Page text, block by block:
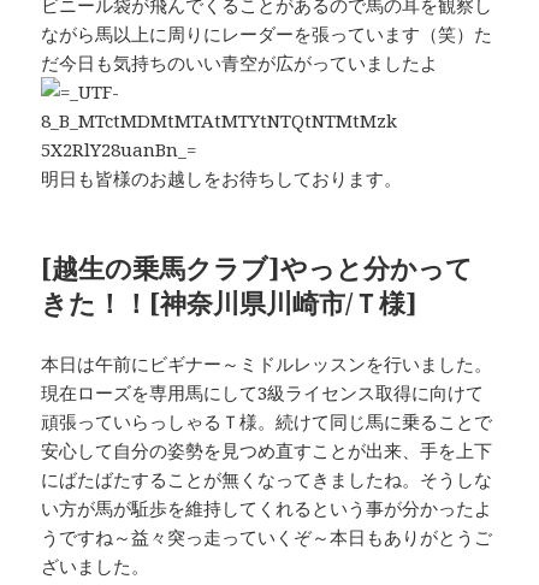
ながら馬以上に周りにレーダーを張っています（笑）た
だ今日も気持ちのいい青空が広がっていましたよ
明日も皆様のお越しをお待ちしております。
[越生の乗馬クラブ]やっと分かって
きた！！[神奈川県川崎市/Ｔ様]
本日は午前にビギナー～ミドルレッスンを行いました。
現在ローズを専用馬にして3級ライセンス取得に向けて
頑張っていらっしゃるＴ様。続けて同じ馬に乗ることで
安心して自分の姿勢を見つめ直すことが出来、手を上下
にばたばたすることが無くなってきましたね。そうしな
い方が馬が駈歩を維持してくれるという事が分かったよ
うですね～益々突っ走っていくぞ～本日もありがとうご
ざいました。